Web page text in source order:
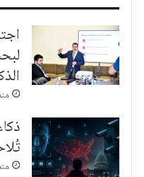
منذ
منذ 3